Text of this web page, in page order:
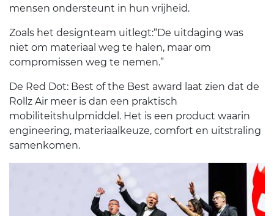
mensen ondersteunt in hun vrijheid.
Zoals het designteam uitlegt:“De uitdaging was
niet om materiaal weg te halen, maar om
compromissen weg te nemen.”
De Red Dot: Best of the Best award laat zien dat de
Rollz Air meer is dan een praktisch
mobiliteitshulpmiddel. Het is een product waarin
engineering, materiaalkeuze, comfort en uitstraling
samenkomen.